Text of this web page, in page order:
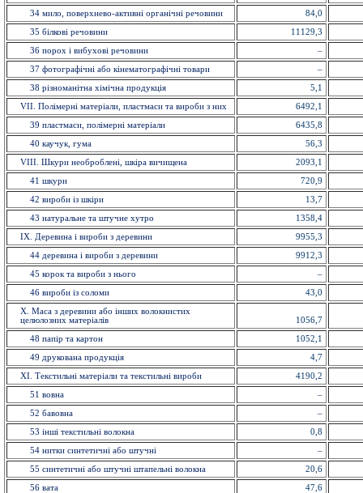
34 мило, поверхнево-активні органічні речовини 84,0
35 бiлковi речовини 11129,3
36 порох і вибухові речовини –
37 фотографічні або кінематографічні товари –
38 різноманітна хімічна продукція 5,1
VII. Полімерні матеріали, пластмаси та вироби з них 6492,1
39 пластмаси, полімерні матеріали 6435,8
40 каучук, гума 56,3
VIII. Шкури необроблені, шкіра вичищена 2093,1
41 шкури 720,9
42 вироби із шкiри 13,7
43 натуральне та штучне хутро 1358,4
IX. Деревина і вироби з деревини 9955,3
44 деревина і вироби з деревини 9912,3
45 корок та вироби з нього –
46 вироби із соломи 43,0
X. Маса з деревини або інших волокнистих
целюлозних матеріалів
1056,7
48 папiр та картон 1052,1
49 друкована продукція 4,7
ХI. Текстильні матеріали та текстильні вироби 4190,2
51 вовна –
52 бавовна –
53 іншi текстильні волокна 0,8
54 нитки синтетичні або штучні –
55 синтетичні або штучні штапельнi волокна 20,6
56 вата 47,6